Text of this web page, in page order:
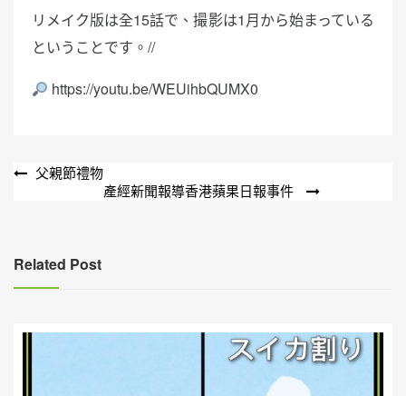
リメイク版は全15話で、撮影は1月から始まっている
ということです。//
https://youtu.be/WEUihbQUMX0
文
覽
父親節禮物
產經新聞報導香港蘋果日報事件
Related Post